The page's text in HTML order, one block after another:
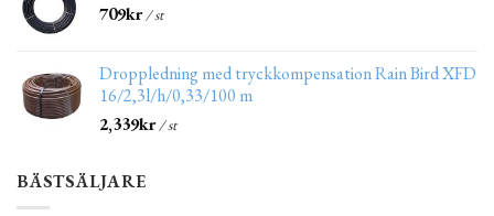
709kr/ st
Droppledning med tryckkompensation Rain Bird XFD
16/2,3l/h/0,33/100 m
2,339kr/ st
BÄSTSÄLJARE